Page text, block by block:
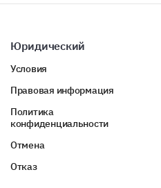
Юридический
Условия
Правовая информация
Политика
конфиденциальности
Отмена
Отказ